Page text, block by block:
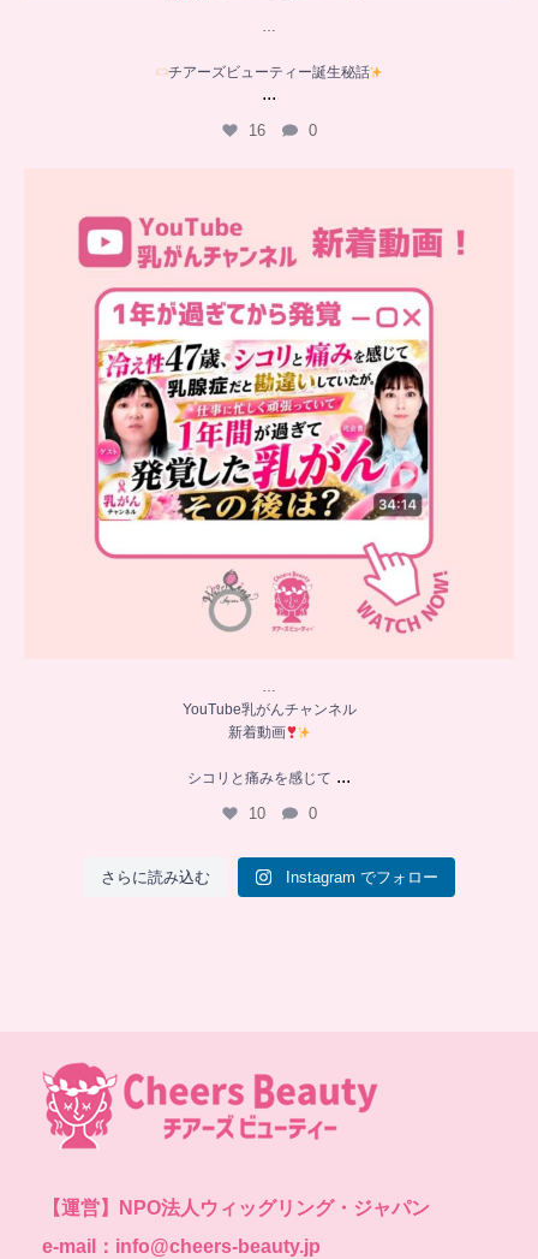
…
チアーズビューティー誕生秘話
...
16 0
新着動画
シコリと痛みを感じて
...
10
…
YouTube乳がんチャンネル
新着動画
シコリと痛みを感じて ...
10 0
さらに読み込む Instagram でフォロー
【運営】
NPO法人ウィッグリング・ジャパン
e-mail：info@cheers-beauty.jp